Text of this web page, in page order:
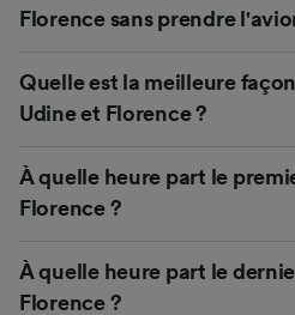
Florence sans prendre
Quelle est la meilleure
Udine et Florence ?
À quelle heure part le
Florence ?
À quelle heure part le
Florence ?